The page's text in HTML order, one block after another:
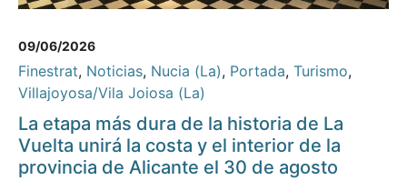
09/06/2026
Finestrat, Noticias, Nucia (La), Portada, Turismo,
Villajoyosa/Vila Joiosa (La)
La etapa más dura de la historia de La
Vuelta unirá la costa y el interior de la
provincia de Alicante el 30 de agosto